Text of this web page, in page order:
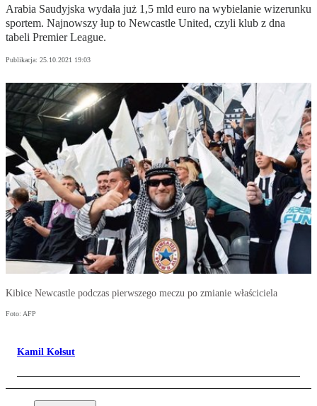
Arabia Saudyjska wydała już 1,5 mld euro na wybielanie wizerunku
sportem. Najnowszy łup to Newcastle United, czyli klub z dna
tabeli Premier League.
Publikacja: 25.10.2021 19:03
Kibice Newcastle podczas pierwszego meczu po zmianie właściciela
Foto: AFP
Kamil Kołsut